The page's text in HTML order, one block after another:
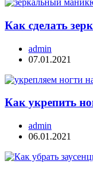
Как сделать
admin
07.01.2021
Как укрепить
admin
06.01.2021